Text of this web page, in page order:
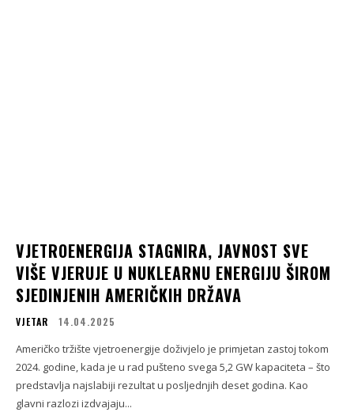
VJETROENERGIJA STAGNIRA, JAVNOST SVE
VIŠE VJERUJE U NUKLEARNU ENERGIJU ŠIROM
SJEDINJENIH AMERIČKIH DRŽAVA
VJETAR 14.04.2025
Američko tržište vjetroenergije doživjelo je primjetan zastoj tokom
2024. godine, kada je u rad pušteno svega 5,2 GW kapaciteta – što
predstavlja najslabiji rezultat u posljednjih deset godina. Kao
glavni razlozi izdvajaju...